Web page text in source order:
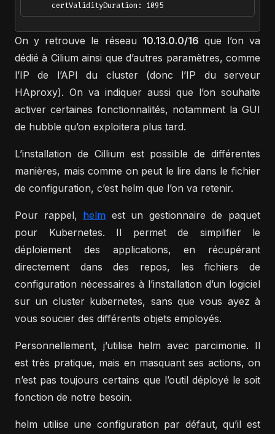
On y retrouve le réseau 10.13.0.0/16 que l’on va
dédié à Cilium ainsi que d’autres paramètres, comme
l’IP de l’API du cluster (donc l’IP du serveur
HAproxy). On va indiquer aussi que l’on souhaite
activer certaines fonctionnalités, notamment la GUI
de hubble qu’on exploitera plus tard.
L’installation de Cillium est possible de différentes
manières, mais comme on peut le lire dans le fichier
de configuration, c’est helm que l’on va retenir.
Pour rappel, helm est un gestionnaire de paquet
pour Kubernetes. Il permet de simplifier le
déploiement des applications, en récupérant
directement dans des repos, les fichiers de
configuration nécessaires à l’installation d’un logiciel
sur un cluster kubernetes, sans que vous ayez à
vous soucier des différents objets employés.
Personnellement, j’utilise helm avec parcimonie. Il
est très pratique, mais en masquant ses actions, on
n’est pas toujours certains que l’outil déployé le soit
fonction de notre besoin.
helm utilise une configuration par défaut, qu’il est